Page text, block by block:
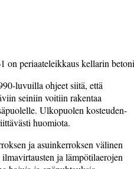
on periaate­leikkaus kellarin
luvuilla ohjeet siitä, että
seiniin voitiin rakentaa
Ulkopuolen kosteuden-
huomiota.
ja asuinkerroksen välinen
ja lämpö­tilaerojen